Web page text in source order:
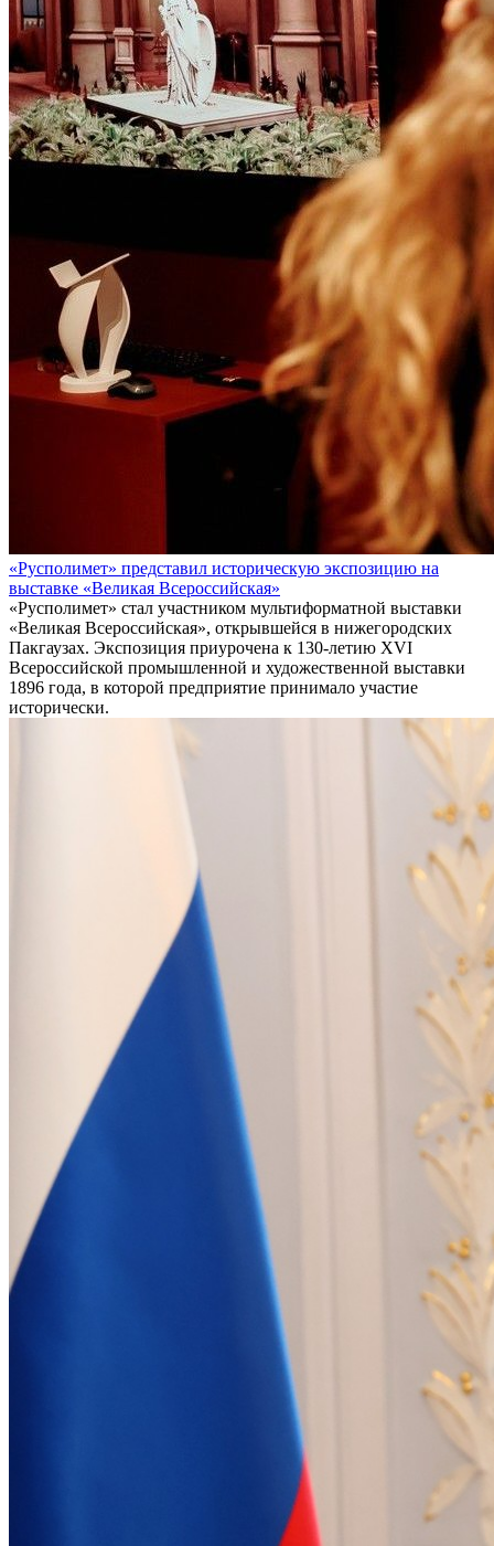
«Русполимет» представил историческую экспозицию на
выставке «Великая Всероссийская»
«Русполимет» стал участником мультиформатной выставки
«Великая Всероссийская», открывшейся в нижегородских
Пакгаузах. Экспозиция приурочена к 130-летию XVI
Всероссийской промышленной и художественной выставки
1896 года, в которой предприятие принимало участие
исторически.